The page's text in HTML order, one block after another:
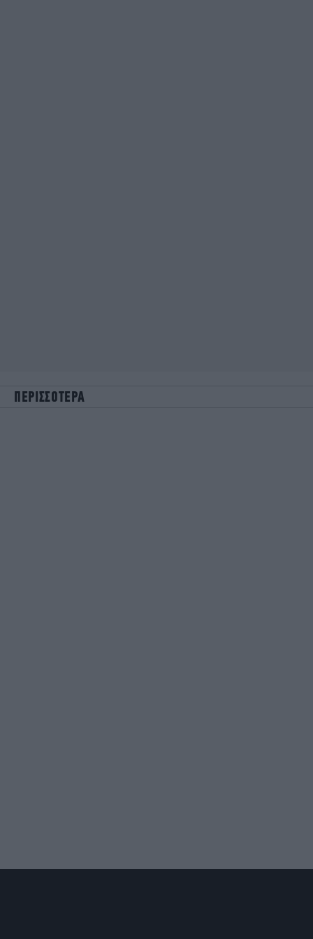
ΠΕΡΙΣΣΟΤΕΡΑ